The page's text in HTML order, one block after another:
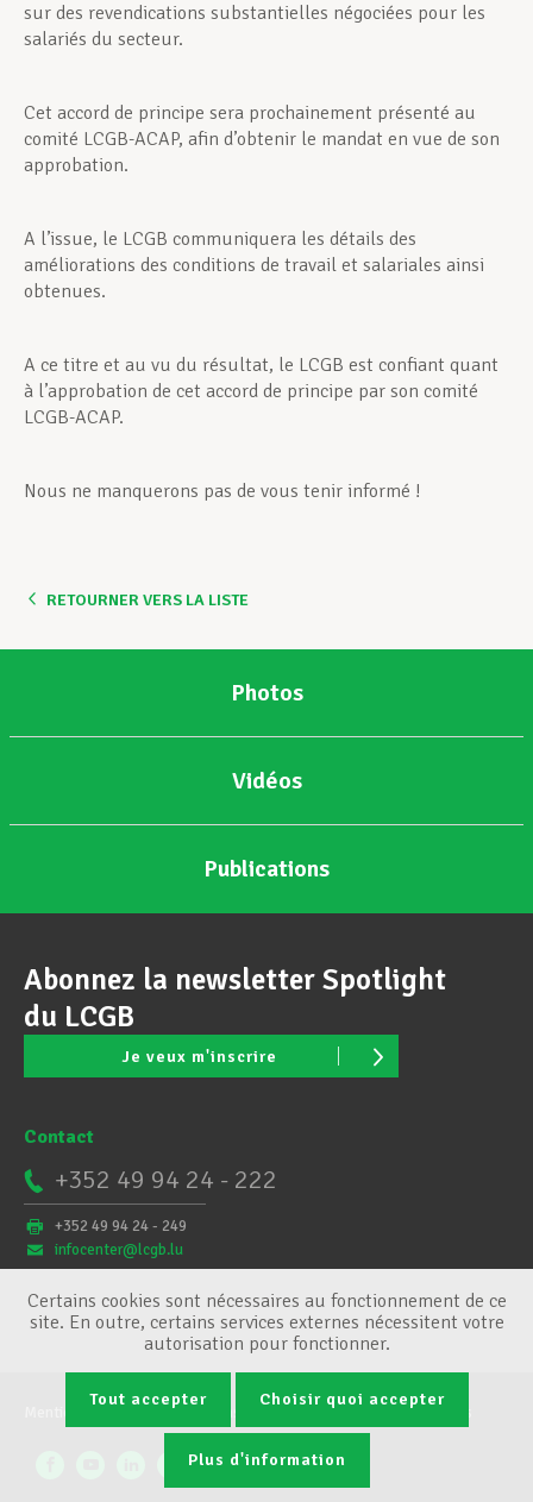
sur des revendications substantielles négociées pour les
salariés du secteur.
Cet accord de principe sera prochainement présenté au
comité LCGB-ACAP, afin d’obtenir le mandat en vue de son
approbation.
A l’issue, le LCGB communiquera les détails des
améliorations des conditions de travail et salariales ainsi
obtenues.
A ce titre et au vu du résultat, le LCGB est confiant quant
à l’approbation de cet accord de principe par son comité
LCGB-ACAP.
Nous ne manquerons pas de vous tenir informé !
RETOURNER VERS LA LISTE
Photos
Vidéos
Publications
Abonnez la newsletter Spotlight
du LCGB
Je veux m'inscrire
Contact
+352 49 94 24 - 222
+352 49 94 24 - 249
infocenter@lcgb.lu
Conditions générales Gestion des cookies
Certains cookies sont nécessaires au fonctionnement de ce
site. En outre, certains services externes nécessitent votre
autorisation pour fonctionner.
Tout accepter Choisir quoi accepter
Plus d'information